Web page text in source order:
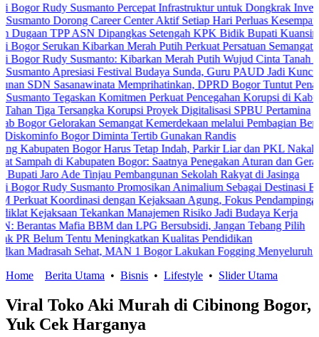
Susmanto Percepat Infrastruktur untuk Dongkrak Investasi
Dorong Career Center Aktif Setiap Hari Perluas Kesempatan Kerja
TPP ASN Dipangkas Setengah KPK Bidik Bupati Kuansing
Kibarkan Merah Putih Perkuat Persatuan Semangat
Susmanto: Kibarkan Merah Putih Wujud Cinta Tanah Air
Apresiasi Festival Budaya Sunda, Guru PAUD Jadi Kunci
Sasanawinata Memprihatinkan, DPRD Bogor Tuntut Penanganan
Tegaskan Komitmen Perkuat Pencegahan Korupsi di Kabupaten
Tersangka Korupsi Proyek Digitalisasi SPBU Pertamina
Semangat Kemerdekaan melalui Pembagian Bendera
Bogor Diminta Tertib Gunakan Randis
Bogor Harus Tetap Indah, Parkir Liar dan PKL Nakal Wajib
di Kabupaten Bogor: Saatnya Penegakan Aturan dan Gerakan
Ade Tinjau Pembangunan Sekolah Rakyat di Jasinga
Susmanto Promosikan Animalium Sebagai Destinasi Edukasi
Koordinasi dengan Kejaksaan Agung, Fokus Pendampingan Hukum
Tekankan Manajemen Risiko Jadi Budaya Kerja
Mafia BBM dan LPG Bersubsidi, Jangan Tebang Pilih
Tentu Meningkatkan Kualitas Pendidikan
Sehat, MAN 1 Bogor Lakukan Fogging Menyeluruh
Home
Berita Utama • Bisnis • Lifestyle • Slider Utama
Viral Toko Aki Murah di Cibinong Bogor,
Yuk Cek Harganya